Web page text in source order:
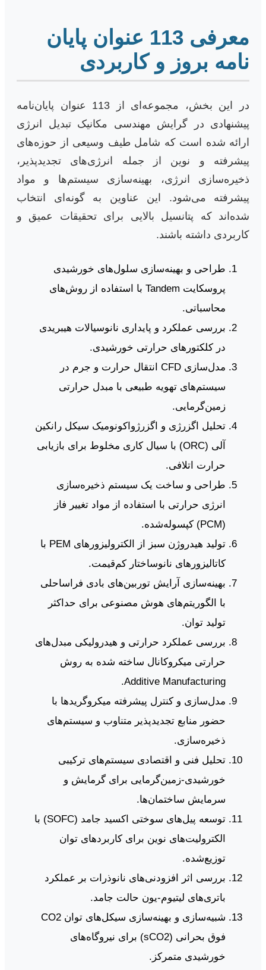
معرفی 113 عنوان پایان
نامه بروز و کاربردی
در این بخش، مجموعه‌ای از 113 عنوان پایان‌نامه
پیشنهادی در گرایش مهندسی مکانیک تبدیل انرژی
ارائه شده است که شامل طیف وسیعی از حوزه‌های
پیشرفته و نوین از جمله انرژی‌های تجدیدپذیر،
ذخیره‌سازی انرژی، بهینه‌سازی سیستم‌ها و مواد
پیشرفته می‌شود. این عناوین به گونه‌ای انتخاب
شده‌اند که پتانسیل بالایی برای تحقیقات عمیق و
کاربردی داشته باشند.
طراحی و بهینه‌سازی سلول‌های خورشیدی
پروسکایت Tandem با استفاده از روش‌های
محاسباتی.
بررسی عملکرد و پایداری نانوسیالات هیبریدی
در کلکتورهای حرارتی خورشیدی.
مدل‌سازی CFD انتقال حرارت و جرم در
سیستم‌های تهویه طبیعی با مبدل حرارتی
زمین‌گرمایی.
تحلیل اگزرژی و اگزرژواکونومیک سیکل رانکین
آلی (ORC) با سیال کاری مخلوط برای بازیابی
حرارت اتلافی.
طراحی و ساخت یک سیستم ذخیره‌سازی
انرژی حرارتی با استفاده از مواد تغییر فاز
(PCM) کپسوله‌شده.
تولید هیدروژن سبز از الکترولیزورهای PEM با
کاتالیزورهای نانوساختار کم‌قیمت.
بهینه‌سازی آرایش توربین‌های بادی فراساحلی
با الگوریتم‌های هوش مصنوعی برای حداکثر
تولید توان.
بررسی عملکرد حرارتی و هیدرولیکی مبدل‌های
حرارتی میکروکانال ساخته شده به روش
Additive Manufacturing.
مدل‌سازی و کنترل پیشرفته میکروگریدها با
حضور منابع تجدیدپذیر متناوب و سیستم‌های
ذخیره‌سازی.
تحلیل فنی و اقتصادی سیستم‌های ترکیبی
خورشیدی-زمین‌گرمایی برای گرمایش و
سرمایش ساختمان‌ها.
توسعه پیل‌های سوختی اکسید جامد (SOFC) با
الکترولیت‌های نوین برای کاربردهای توان
توزیع‌شده.
بررسی اثر افزودنی‌های نانوذرات بر عملکرد
باتری‌های لیتیوم-یون حالت جامد.
شبیه‌سازی و بهینه‌سازی سیکل‌های توان CO2
فوق بحرانی (sCO2) برای نیروگاه‌های
خورشیدی متمرکز.